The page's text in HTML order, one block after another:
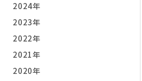
2024年
2023年
2022年
2021年
2020年